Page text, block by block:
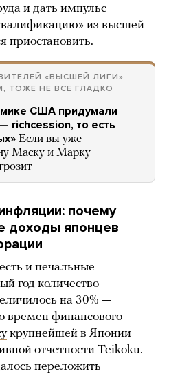
и дать импульс
из высшей
приостановить.
«ВЫСШЕЙ ЛИГИ»
ТОЖЕ НЕ ВСЕ ГЛАДКО
США придумали
richcession, то есть
Если вы уже
Маску и Марку
почему
доходы японцев
и печальные
год количество
на 30% —
времен финансового
крупнейшей в Японии
отчетности Teikoku.
переложить